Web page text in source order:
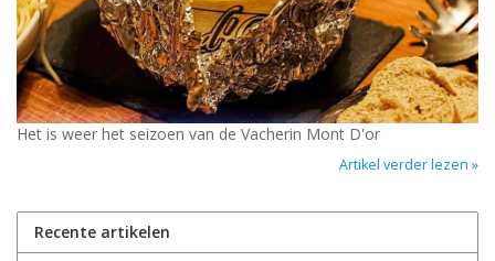
Het is weer het seizoen van de Vacherin Mont D'or
Artikel verder lezen »
Recente artikelen